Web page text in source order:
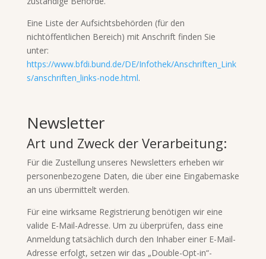
Eine Liste der Aufsichtsbehörden (für den
nichtöffentlichen Bereich) mit Anschrift finden Sie
unter:
https://www.bfdi.bund.de/DE/Infothek/Anschriften_Link
s/anschriften_links-node.html.
Newsletter
Art und Zweck der Verarbeitung:
Für die Zustellung unseres Newsletters erheben wir
personenbezogene Daten, die über eine Eingabemaske
an uns übermittelt werden.
Für eine wirksame Registrierung benötigen wir eine
valide E-Mail-Adresse. Um zu überprüfen, dass eine
Anmeldung tatsächlich durch den Inhaber einer E-Mail-
Adresse erfolgt, setzen wir das „Double-Opt-in“-